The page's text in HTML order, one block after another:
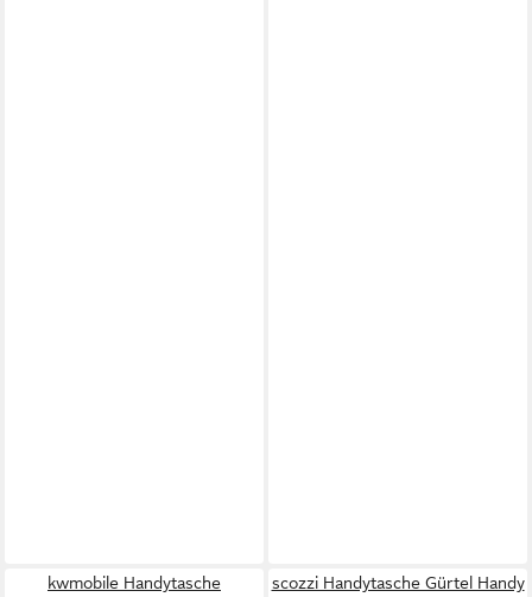
kwmobile Handytasche
scozzi Handytasche Gürtel Handy